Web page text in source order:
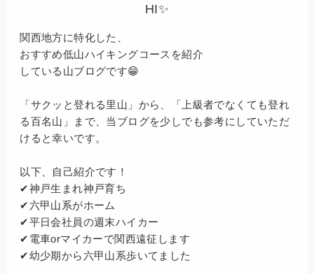
HI✨
関西地方に特化した、
おすすめ低山ハイキングコースを紹介
している山ブログです😁
「サクッと登れる里山」から、「上級者でなくても登れ
る百名山」まで、当ブログを少しでも参考にしていただ
けると幸いです。
以下、自己紹介です！
✔神戸生まれ神戸育ち
✔六甲山系がホーム
✔平日会社員の週末ハイカー
✔電車orマイカーで関西遠征します
✔幼少期から六甲山系歩いてました